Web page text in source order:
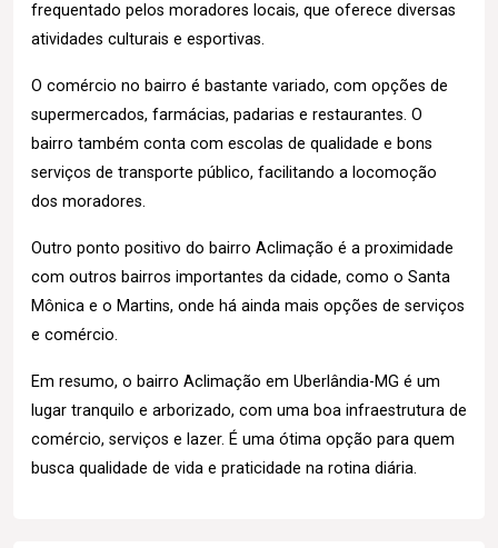
frequentado pelos moradores locais, que oferece diversas
atividades culturais e esportivas.
O comércio no bairro é bastante variado, com opções de
supermercados, farmácias, padarias e restaurantes. O
bairro também conta com escolas de qualidade e bons
serviços de transporte público, facilitando a locomoção
dos moradores.
Outro ponto positivo do bairro Aclimação é a proximidade
com outros bairros importantes da cidade, como o Santa
Mônica e o Martins, onde há ainda mais opções de serviços
e comércio.
Em resumo, o bairro Aclimação em Uberlândia-MG é um
lugar tranquilo e arborizado, com uma boa infraestrutura de
comércio, serviços e lazer. É uma ótima opção para quem
busca qualidade de vida e praticidade na rotina diária.